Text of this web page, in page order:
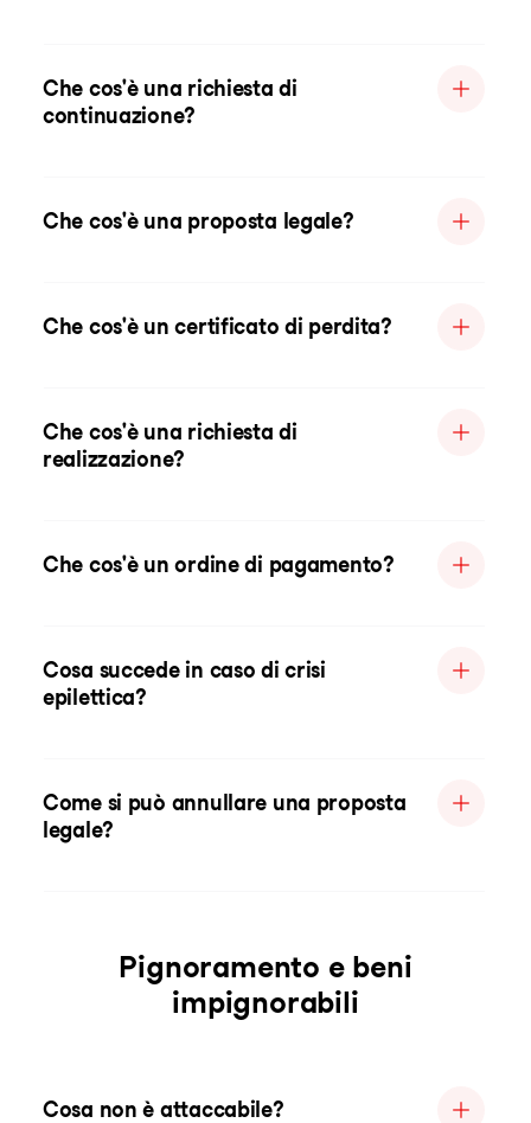
Che cos'è una richiesta di
continuazione?
Che cos'è una proposta legale?
Che cos'è un certificato di perdita?
Che cos'è una richiesta di
realizzazione?
Che cos'è un ordine di pagamento?
Cosa succede in caso di crisi
epilettica?
Come si può annullare una proposta
legale?
Pignoramento e beni
impignorabili
Cosa non è attaccabile?